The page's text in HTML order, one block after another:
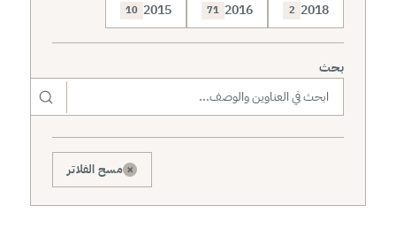
2018
2
2016
71
2015
10
بحث
× مسح الفلاتر